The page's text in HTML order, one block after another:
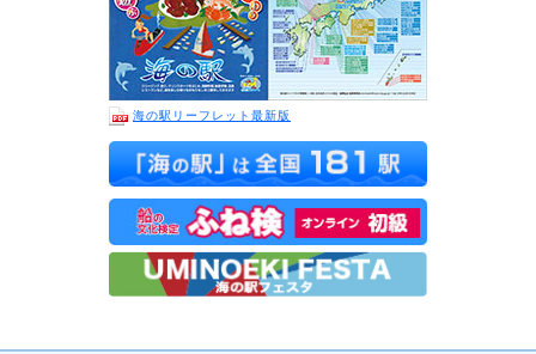
海の駅リーフレット最新版